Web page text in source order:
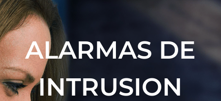
ALARMAS DE
INTRUSION